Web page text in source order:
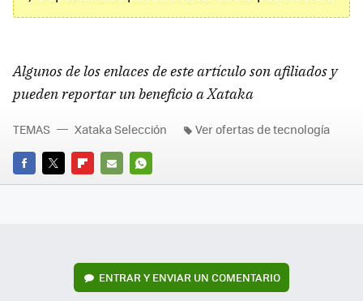
Algunos de los enlaces de este artículo son afiliados y
pueden reportar un beneficio a Xataka
FACEBOOK
TWITTERFLIPBOARD
E-
WHATSAPP
TEMAS Xataka Selección Ver ofertas de tecnología
ENTRAR Y ENVIAR UN COMENTARIO